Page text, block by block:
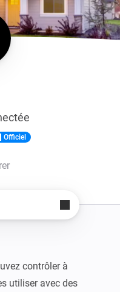
Officiel
contrôler à
utiliser avec des